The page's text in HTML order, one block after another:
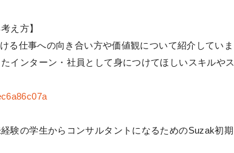
え方】
る仕事への向き合い方や価値観について紹介していま
インターン・社員として身につけてほしいスキルやス
験の学生からコンサルタントになるためのSuzak初期